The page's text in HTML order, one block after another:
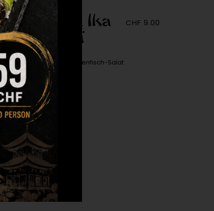
10.00
Chuka Ika
Sansai
CHF 9.00
Marinierter Tintenfisch-Salat